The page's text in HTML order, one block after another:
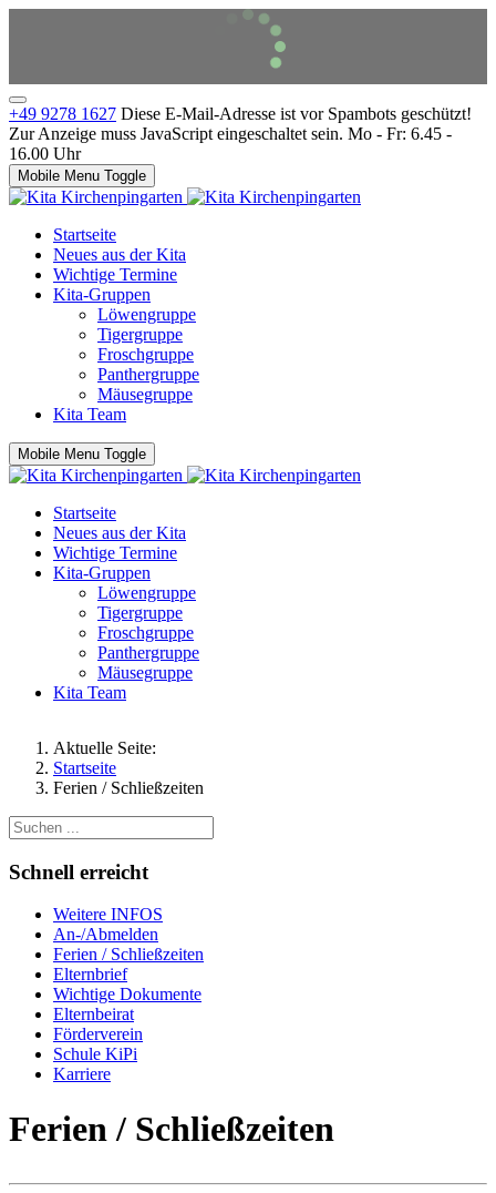
+49 9278 1627 Diese E-Mail-Adresse ist vor Spambots geschützt!
Zur Anzeige muss JavaScript eingeschaltet sein. Mo - Fr: 6.45 -
16.00 Uhr
Mobile Menu Toggle
Startseite
Neues aus der Kita
Wichtige Termine
Kita-Gruppen
Löwengruppe
Tigergruppe
Froschgruppe
Panthergruppe
Mäusegruppe
Kita Team
Mobile Menu Toggle
Startseite
Neues aus der Kita
Wichtige Termine
Kita-Gruppen
Löwengruppe
Tigergruppe
Froschgruppe
Panthergruppe
Mäusegruppe
Kita Team
Aktuelle Seite:
Startseite
Ferien / Schließzeiten
Schnell erreicht
Weitere INFOS
An-/Abmelden
Ferien / Schließzeiten
Elternbrief
Wichtige Dokumente
Elternbeirat
Förderverein
Schule KiPi
Karriere
Ferien / Schließzeiten